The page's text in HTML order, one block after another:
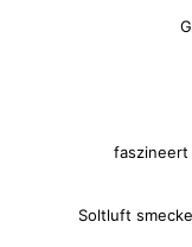
faszineert
Soltluft